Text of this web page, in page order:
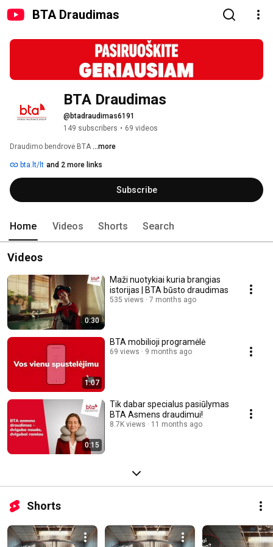
BTA Draudimas
BTA Draudimas
@btadraudimas6191
149 subscribers • 69 videos
Draudimo bendrovė BTA ...more
bta.lt/lt and 2 more links
Subscribe
Home Videos Shorts Search
Videos
0:30
Maži nuotykiai kuria brangias
istorijas | BTA būsto draudimas
535 views 7 months ago
1:07
BTA mobilioji programėlė
69 views 9 months ago
0:15
Tik dabar specialus pasiūlymas
BTA Asmens draudimui!
8.7K views 11 months ago
Shorts